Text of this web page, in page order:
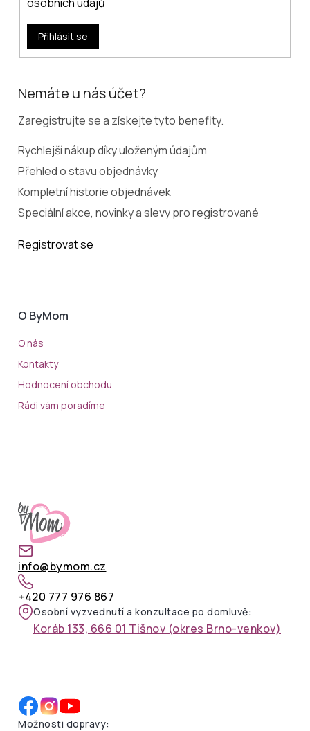
Přihlásit se
Nemáte u nás účet?
Zaregistrujte se a získejte tyto benefity.
Rychlejší nákup díky uloženým údajům
Přehled o stavu objednávky
Kompletní historie objednávek
Speciální akce, novinky a slevy pro registrované
Registrovat se
O ByMom
O nás
Kontakty
Hodnocení obchodu
Rádi vám poradíme
info@bymom.cz
+420 777 976 867
Osobní vyzvednutí a konzultace po domluvě:
Koráb 133, 666 01 Tišnov (okres Brno-venkov)
Možnosti dopravy: